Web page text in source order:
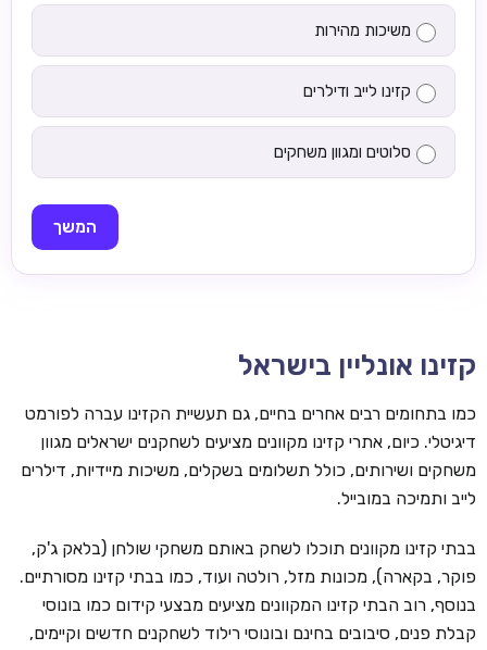
משיכות מהירות
קזינו לייב ודילרים
סלוטים ומגוון משחקים
המשך
קזינו אונליין בישראל
כמו בתחומים רבים אחרים בחיים, גם תעשיית הקזינו עברה לפורמט
דיגיטלי. כיום, אתרי קזינו מקוונים מציעים לשחקנים ישראלים מגוון
משחקים ושירותים, כולל תשלומים בשקלים, משיכות מיידיות, דילרים
לייב ותמיכה במובייל.
בבתי קזינו מקוונים תוכלו לשחק באותם משחקי שולחן (בלאק ג'ק,
פוקר, בקארה), מכונות מזל, רולטה ועוד, כמו בבתי קזינו מסורתיים.
בנוסף, רוב הבתי קזינו המקוונים מציעים מבצעי קידום כמו בונוסי
קבלת פנים, סיבובים בחינם ובונוסי רילוד לשחקנים חדשים וקיימים,